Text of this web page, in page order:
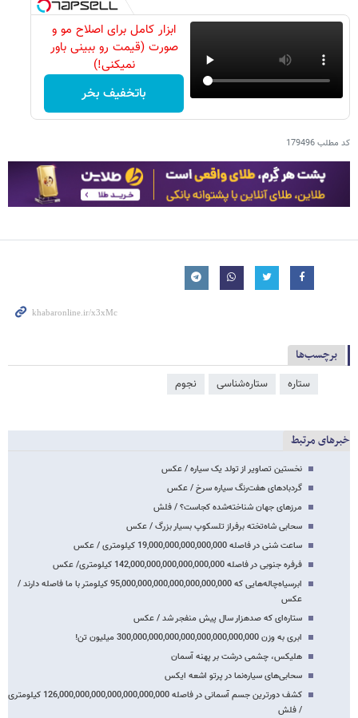
ابزار کامل برای اصلاح مو و
صورت (قیمت رو ببینی باور
نمیکنی!)
باتخفیف بخر
کد مطلب179496
برچسب‌ها
ستاره ستاره‌شناسی نجوم
خبرهای مرتبط
نخستین تصاویر از تولد یک سیاره / عکس
گردبادهای هفت‌رنگ سیاره سرخ / عکس
مرزهای جهان شناخته‌شده کجاست؟ / فلش
سحابی شاه‌تخته برفراز تلسکوپ بسیار بزرگ / عکس
ساعت شنی در فاصله 19,000,000,000,000,000 کیلومتری / عکس
فرفره جنوبی در فاصله 142,000,000,000,000,000,000 کیلومتری/ عکس
ابرسیاه‌چاله‌هایی که 95,000,000,000,000,000,000,000 کیلومتر با ما فاصله دارند /
عکس
ستاره‌ای که صدهزار سال پیش منفجر شد / عکس
ابری به وزن 300,000,000,000,000,000,000,000,000 میلیون تن!
هلیکس، چشمی درشت بر پهنه آسمان
سحابی‌های سیاره‌نما در پرتو اشعه ایکس
کشف دورترین جسم آسمانی در فاصله 126,000,000,000,000,000,000,000 کیلومتری
/ فلش